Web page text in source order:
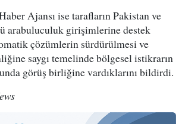
Ajansı ise tarafların Pakistan ve
arabuluculuk girişimlerine destek
çözümlerin sürdürülmesi ve
saygı temelinde bölgesel istikrarın
görüş birliğine vardıklarını bildirdi.